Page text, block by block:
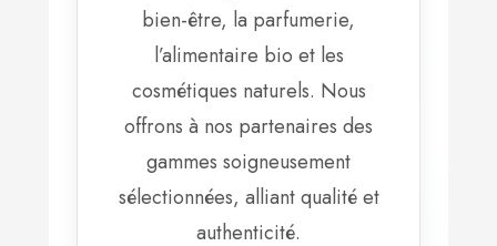
bien-être, la parfumerie,
l’alimentaire bio et les
cosmétiques naturels. Nous
offrons à nos partenaires des
gammes soigneusement
sélectionnées, alliant qualité et
authenticité.